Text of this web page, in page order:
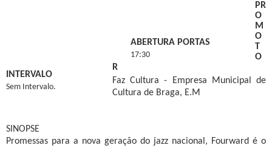
ABERTURA PORTAS
17:30
INTERVALO
Sem Intervalo.
PR
O
M
O
T
O
R
Faz Cultura - Empresa Municipal de
Cultura de Braga, E.M
SINOPSE
Promessas para a nova geração do jazz nacional, Fourward é o